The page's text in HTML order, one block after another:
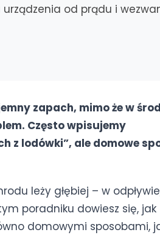
od prądu i
zapach, mimo że w
Często wpisujemy
z lodówki”, ale domowe
leży głębiej – w
poradniku dowiesz się, jak
domowymi sposobami,